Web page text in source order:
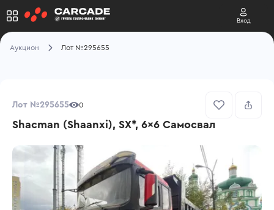
Вход
Аукцион Лот №295655
Лот №295655 0
Shacman (Shaanxi), SX*, 6x6 Самосвал